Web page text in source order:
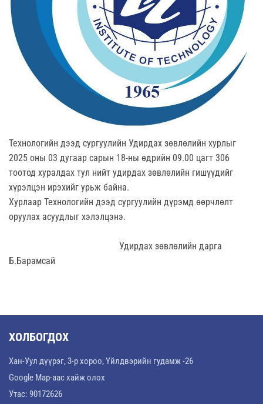
Технологийн дээд сургуулийн Удирдах зөвлөлийн хурлыг
2025 оны 03 дугаар сарын 18-ны өдрийн 09.00 цагт 306
тоотод хуралдах тул нийт удирдах зөвлөлийн гишүүдийг
хүрэлцэн ирэхийг урьж байна.
Хурлаар Технологийн дээд сургуулийн дүрэмд өөрчлөлт
оруулах асуудлыг хэлэлцэнэ.
Удирдах зөвлөлийн дарга
Б.Барамсай
ХОЛБОГДОХ
Хан-Уул дүүрэг, 3-р хороо, Үйлдвэрийн гудамж -26
Google Map-аас хайж олох
Утас: 90172626